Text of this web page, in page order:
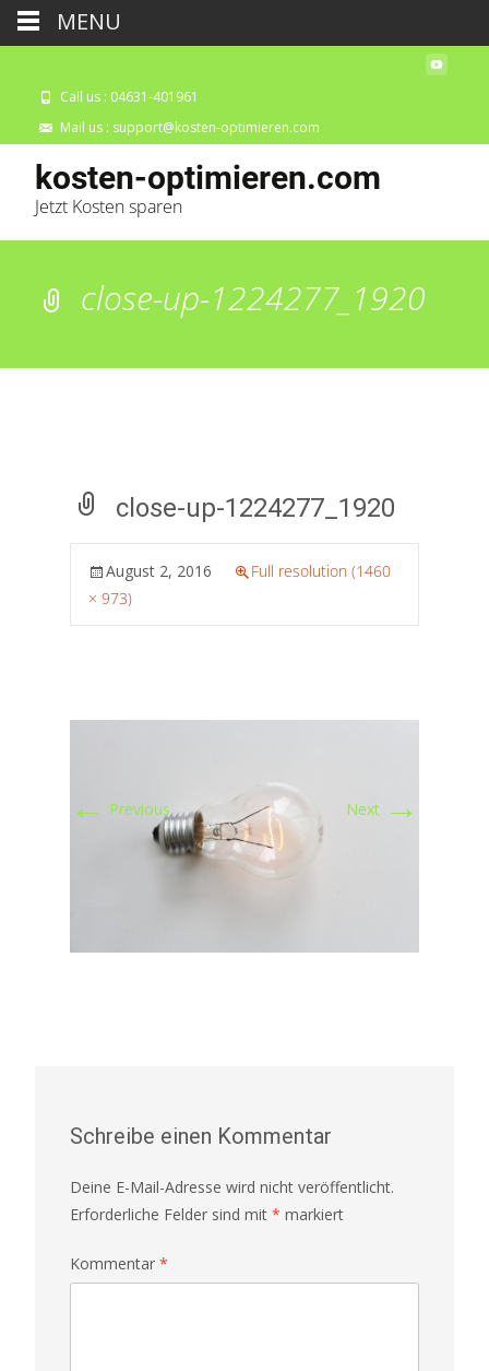
Call us : 04631-401961
Mail us : support@kosten-optimieren.com
kosten-optimieren.com
Jetzt Kosten sparen
close-up-1224277_1920
close-up-1224277_1920
August 2, 2016
Full resolution (1460
× 973)
← Previous Next →
Schreibe einen Kommentar
Deine E-Mail-Adresse wird nicht veröffentlicht.
Erforderliche Felder sind mit * markiert
Kommentar *
MENU